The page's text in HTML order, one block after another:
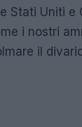
Stati Uniti e
i nostri
il